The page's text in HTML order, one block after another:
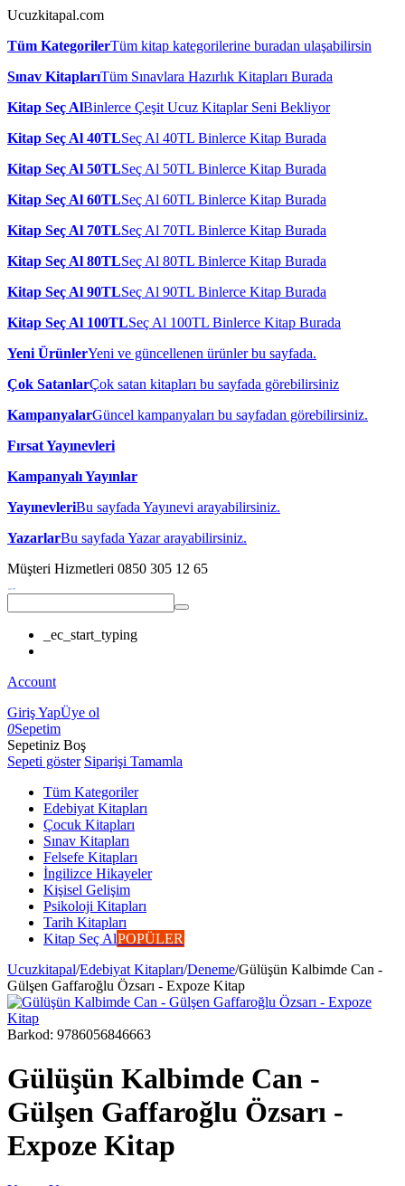
Ucuzkitapal.com
Tüm KategorilerTüm kitap kategorilerine buradan ulaşabilirsin
Sınav KitaplarıTüm Sınavlara Hazırlık Kitapları Burada
Kitap Seç AlBinlerce Çeşit Ucuz Kitaplar Seni Bekliyor
Kitap Seç Al 40TLSeç Al 40TL Binlerce Kitap Burada
Kitap Seç Al 50TLSeç Al 50TL Binlerce Kitap Burada
Kitap Seç Al 60TLSeç Al 60TL Binlerce Kitap Burada
Kitap Seç Al 70TLSeç Al 70TL Binlerce Kitap Burada
Kitap Seç Al 80TLSeç Al 80TL Binlerce Kitap Burada
Kitap Seç Al 90TLSeç Al 90TL Binlerce Kitap Burada
Kitap Seç Al 100TLSeç Al 100TL Binlerce Kitap Burada
Yeni ÜrünlerYeni ve güncellenen ürünler bu sayfada.
Çok SatanlarÇok satan kitapları bu sayfada görebilirsiniz
KampanyalarGüncel kampanyaları bu sayfadan görebilirsiniz.
Fırsat Yayınevleri
Kampanyalı Yayınlar
YayınevleriBu sayfada Yayınevi arayabilirsiniz.
YazarlarBu sayfada Yazar arayabilirsiniz.
Müşteri Hizmetleri 0850 305 12 65
_ec_start_typing
Account
Giriş YapÜye ol
0Sepetim
Sepetiniz Boş
Sepeti göster Siparişi Tamamla
Tüm Kategoriler
Edebiyat Kitapları
Çocuk Kitapları
Sınav Kitapları
Felsefe Kitapları
İngilizce Hikayeler
Kişisel Gelişim
Psikoloji Kitapları
Tarih Kitapları
Kitap Seç AlPOPÜLER
Ucuzkitapal/Edebiyat Kitapları/Deneme/Gülüşün Kalbimde Can -
Gülşen Gaffaroğlu Özsarı - Expoze Kitap
Barkod: 9786056846663
Gülüşün Kalbimde Can -
Gülşen Gaffaroğlu Özsarı -
Expoze Kitap